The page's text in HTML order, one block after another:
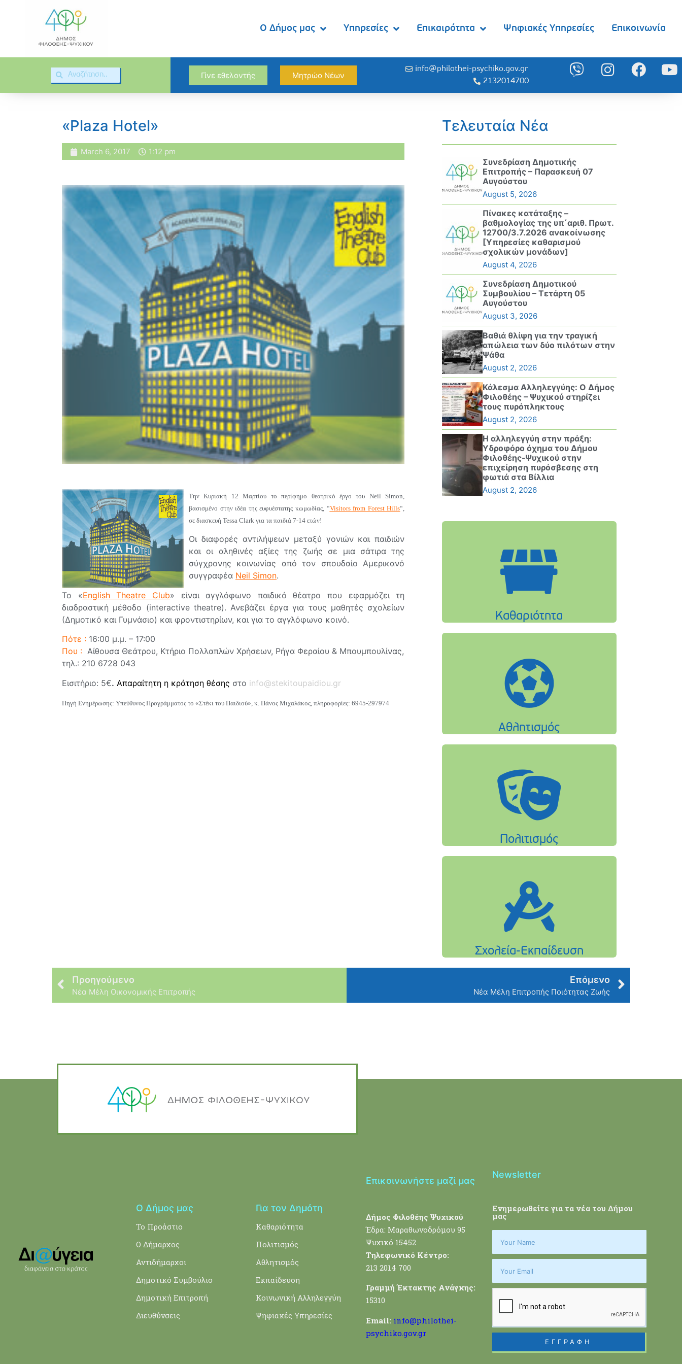
Ο Δήμος μας Υπηρεσίες Επικαιρότητα Ψηφιακές Υπηρεσίες Επικοινωνία
Γίνε εθελοντής Μητρώο Νέων
info@philothei-psychiko.gov.gr
2132014700
«Plaza Hotel»
March 6, 2017 1:12 pm
Tην Κυριακή 12 Μαρτίου το περίφημο θεατρικό έργο του Neil Simon,
βασισμένο στην ιδέα της ευφυέστατης κωμωδίας, “Visitors from Forest Hills“,
σε διασκευή Tessa Clark για τα παιδιά 7-14 ετών!
Οι διαφορές αντιλήψεων μεταξύ γονιών και παιδιών
και οι αληθινές αξίες της ζωής σε μια σάτιρα της
σύγχρονης κοινωνίας από τον σπουδαίο Αμερικανό
συγγραφέα Neil Simon.
Το «English Theatre Club» είναι αγγλόφωνο παιδικό θέατρο που εφαρμόζει τη
διαδραστική μέθοδο (interactive theatre). Ανεβάζει έργα για τους μαθητές σχολείων
(Δημοτικό και Γυμνάσιο) και φροντιστηρίων, και για το αγγλόφωνο κοινό.
Πότε : 16:00 μ.μ. – 17:00
Που : Αίθουσα Θεάτρου, Κτήριο Πολλαπλών Χρήσεων, Ρήγα Φεραίου & Μπουμπουλίνας,
τηλ.: 210 6728 043
Εισιτήριο: 5€. Απαραίτητη η κράτηση θέσης στο info@stekitoupaidiou.gr
Πηγή Ενημέρωσης: Υπεύθυνος Προγράμματος το «Στέκι του Παιδιού» , κ. Πάνος Μιχαλάκος, πληροφορίες: 6945-297974
Τελευταία Νέα
Συνεδρίαση Δημοτικής
Επιτροπής – Παρασκευή 07
Αυγούστου
August 5, 2026
Πίνακες κατάταξης –
βαθμολογίας της υπ΄αριθ. Πρωτ.
12700/3.7.2026 ανακοίνωσης
[Υπηρεσίες καθαρισμού
σχολικών μονάδων]
August 4, 2026
Συνεδρίαση Δημοτικού
Συμβουλίου – Τετάρτη 05
Αυγούστου
August 3, 2026
Βαθιά θλίψη για την τραγική
απώλεια των δύο πιλότων στην
Ψάθα
August 2, 2026
Κάλεσμα Αλληλεγγύης: Ο Δήμος
Φιλοθέης – Ψυχικού στηρίζει
τους πυρόπληκτους
August 2, 2026
Η αλληλεγγύη στην πράξη:
Υδροφόρο όχημα του Δήμου
Φιλοθέης-Ψυχικού στην
επιχείρηση πυρόσβεσης στη
φωτιά στα Βίλλια
August 2, 2026
Προηγούμενο
Νέα Μέλη Οικονομικής Επιτροπής
Επόμενο
Νέα Μέλη Επιτροπής Ποιότητας Ζωής
Ο Δήμος μας
Το Προάστιο
Ο Δήμαρχος
Αντιδήμαρχοι
Δημοτικό Συμβούλιο
Δημοτική Επιτροπή
Διευθύνσεις
Για τον Δημότη
Καθαριότητα
Πολιτισμός
Αθλητισμός
Εκπαίδευση
Κοινωνική Αλληλεγγύη
Ψηφιακές Υπηρεσίες
Επικοινωνήστε μαζί μας
Δήμος Φιλοθέης Ψυχικού
Έδρα: Μαραθωνοδρόμου 95
Ψυχικό 15452
Τηλεφωνικό Κέντρο:
213 2014 700
Γραμμή Έκτακτης Ανάγκης:
15310
Email: info@philothei-
psychiko.gov.gr
Newsletter
Ενημερωθείτε για τα νέα του Δήμου
μας
ΕΓΓΡΑΦΗ